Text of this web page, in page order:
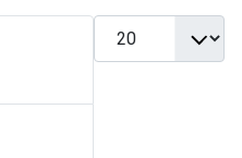
Tételek #